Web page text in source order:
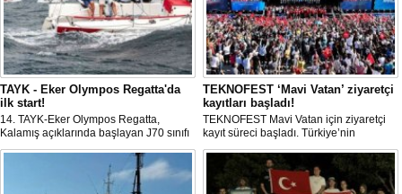
TAYK - Eker Olympos Regatta'da
ilk start!
14. TAYK-Eker Olympos Regatta,
Kalamış açıklarında başlayan J70 sınıfı
yarışlarıyla ilk startını verdi. İstanbul'u 10
gün boyunca yelken coşkusuyla
buluşturacak organizasyonun ilk
gününde 9 tekne rüzgârla buluştu.
TEKNOFEST ‘Mavi Vatan’ ziyaretçi
kayıtları başladı!
TEKNOFEST Mavi Vatan için ziyaretçi
kayıt süreci başladı. Türkiye’nin
denizcilik ve savunma teknolojilerine
odaklanan etkinliği, 20-23 Ağustos
tarihleri arasında Gölcük Tersanesi
Komutanlığı’nda gerçekleştirilecek.